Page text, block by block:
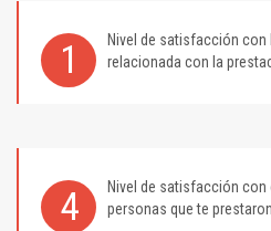
1 Nivel de satisfacción con
relacionada con la
4 Nivel de satisfacción
personas que te